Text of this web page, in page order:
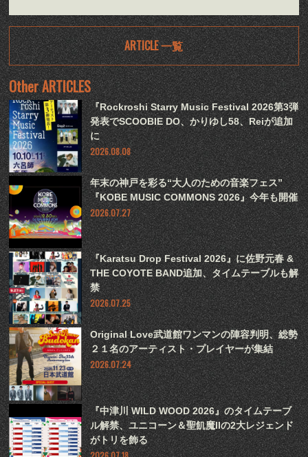
ARTICLE 一覧
Other ARTICLES
『Rockroshi Starry Music Festival 2026第3弾
発表でSCOOBIE DO、かりゆし58、Reiが追加
に
2026.08.08
年末の神戸を彩る“大人のための音楽フェス”
『KOBE MUSIC COMMONS 2026』今年も開催
2026.07.27
『Karatsu Drop Festival 2026』に佐野元春 &
THE COYOTE BAND追加、タイムテーブルも解
禁
2026.07.25
Original Love武道館ワンマンの陣容判明、総勢
２１名のアーティスト・プレイヤーが集結
2026.07.24
『中津川 WILD WOOD 2026』のタイムテーブ
ル解禁、ユニコーン＆聖飢魔IIの2大レジェンド
がトリを飾る